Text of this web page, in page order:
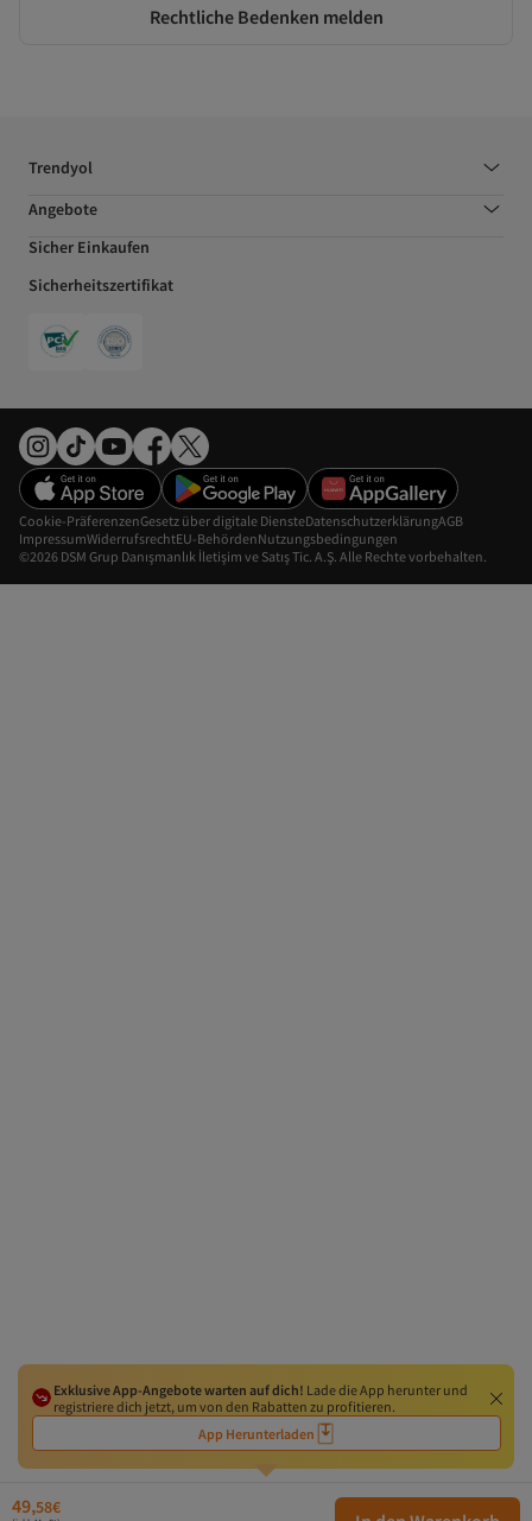
Rechtliche Bedenken melden
Exklusive App-Angebote warten auf dich! Lade die App herunter und
registriere dich jetzt, um von den Rabatten zu profitieren.
App Herunterladen
49,58€
Trendyol
Angebote
Sicher Einkaufen
Sicherheitszertifikat
©2026 DSM Grup Danışmanlık İletişim ve Satış Tic. A.Ş. Alle Rechte vorbehalten.
Cookie-PräferenzenGesetz über digitale DiensteDatenschutzerklärungAGB
ImpressumWiderrufsrechtEU-BehördenNutzungsbedingungen